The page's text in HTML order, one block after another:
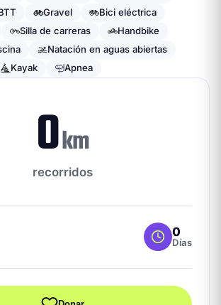
Gravel
Bici eléctrica
Silla de carreras
Handbike
Natación en aguas abiertas
Kayak Apnea
0km
recorridos
0
Días